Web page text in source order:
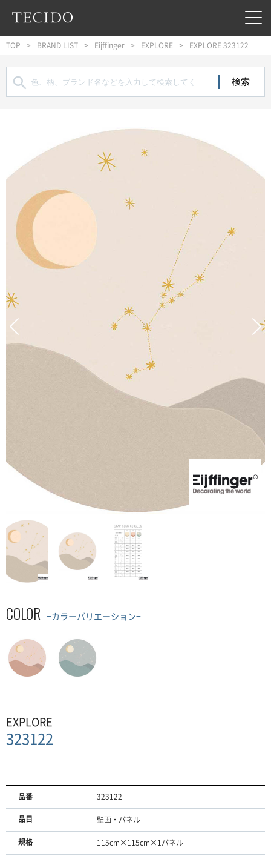
フッターへジャンプ
TOP BRAND LIST Eijffinger EXPLORE EXPLORE 323122

COLOR −カラーバリエーション−
EXPLORE
323122
品番 323122
品目 壁画・パネル
規格 115cm×115cm×1パネル